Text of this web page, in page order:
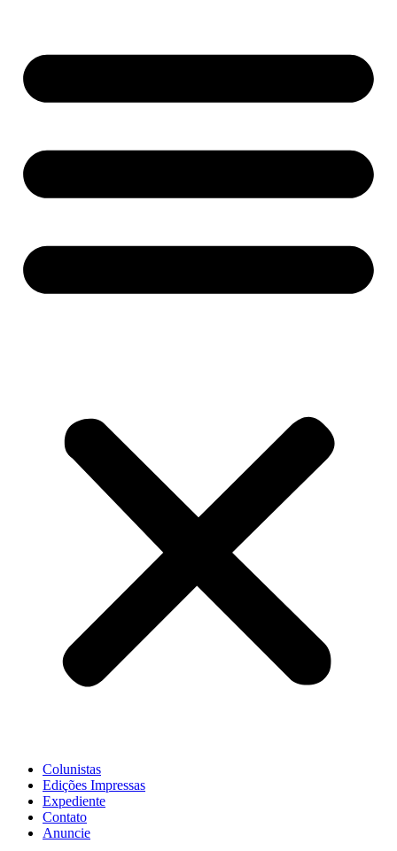
Colunistas
Edições Impressas
Expediente
Contato
Anuncie